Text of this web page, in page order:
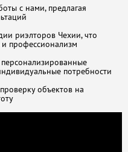
с нами, предлагая
риэлторов Чехии, что
профессионализм
потребности
объектов на